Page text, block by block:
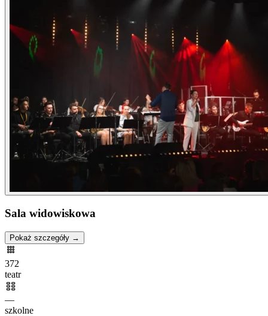
Sala widowiskowa
Pokaż szczegóły →
372
teatr
—
szkolne